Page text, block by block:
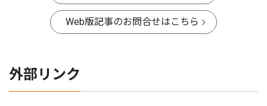
Web版記事のお問合せはこちら
外部リンク